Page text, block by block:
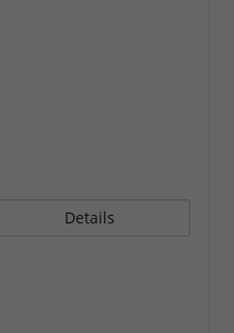
Details